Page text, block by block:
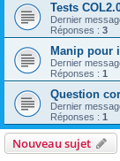
Tests
Dernier
Réponses : 3
Manip pour
Dernier
Réponses : 1
Question
Dernier
Réponses : 1
Nouveau sujet